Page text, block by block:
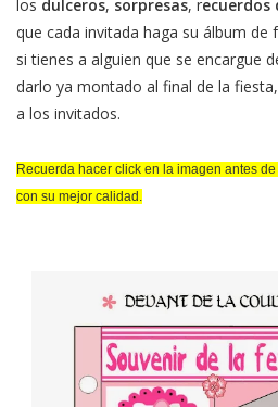
los dulceros, sorpresas, recuerdos
que cada invitada haga su álbum
si tienes a alguien que se encargue
darlo ya montado al final de la
a los invitados.
Recuerda hacer click en la imagen antes
con su mejor calidad.